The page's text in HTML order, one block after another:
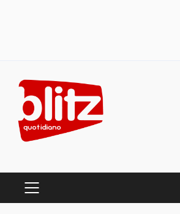
content
PRIMARY